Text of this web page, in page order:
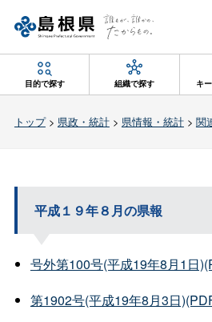
目的で探す 組織で探す キ
トップ> 県政・統計> 県情報・統計> 関
平成１９年８月の県報
号外第100号(平成19年8月1日
第1902号(平成19年8月3日